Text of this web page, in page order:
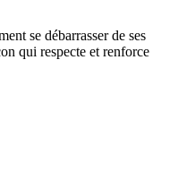
se débarrasser de ses
qui respecte et renforce